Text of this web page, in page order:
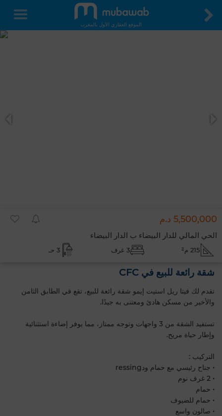
الموقع العقاري الأول بالمغرب
5,500,000 د.م
الحي المالي للدار البيضاء ب الدار البيضاء
215 م² 3 غرف 3 حـ
شقة رائعة للبيع في CFC
تقدم لك فيتا ريل استيت إيمو شقة رائعة للبيع، تقع في الطابق الثامن
والأخير من مسكن هادئ ومعتنى به جيدًا.
تستفيد الشقة من 3 واجهات وتوجه ممتاز، مما يوفر إضاءة استثنائية
وإطار حياة مريح.
التركيب :
• جناح رئيسي مع حمام ودressing
• 2 غرف نوم
• حمام
• حمام للضيوف
• صالون واسع